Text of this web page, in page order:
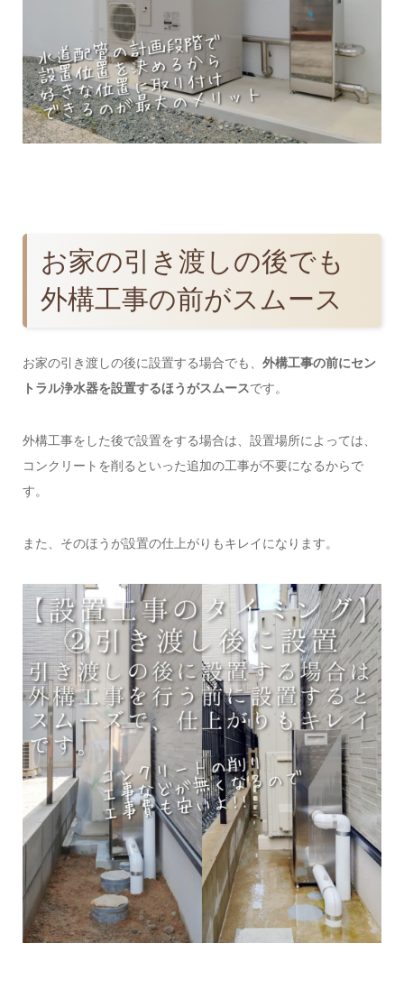
お家の引き渡しの後でも
外構工事の前がスムース
お家の引き渡しの後に設置する場合でも、 外構工事の前にセン
トラル浄水器を設置するほうがスムースです。
外構工事をした後で設置をする場合は、設置場所によっては、
コンクリートを削るといった追加の工事が不要になるからで
す。
また、そのほうが設置の仕上がりもキレイになります。